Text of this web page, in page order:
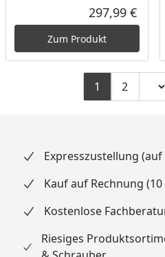
297,99 €
Zum Produkt
1 Zu Seite
2
Expresszustellung
Kauf auf Rechnung
Kostenlose
Riesiges